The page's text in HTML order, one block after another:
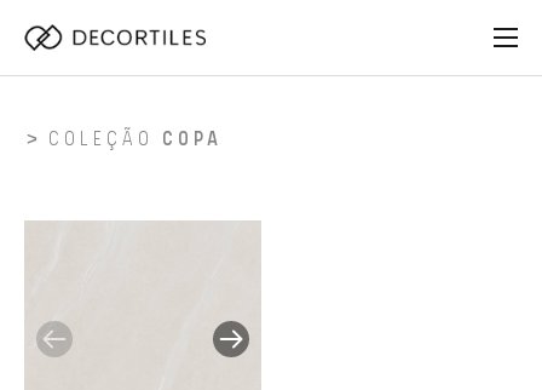
COLEÇÃO COPA